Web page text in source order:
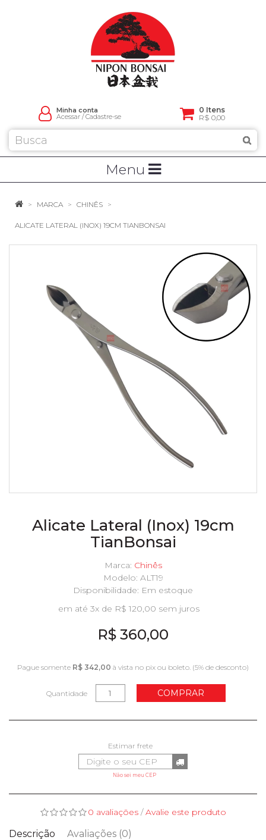
Minha conta
Acessar/Cadastre-se
0 Itens
R$ 0,00
Menu
MARCA CHINÊS
ALICATE LATERAL (INOX) 19CM TIANBONSAI
Alicate Lateral (Inox) 19cm
TianBonsai
Marca: Chinês
Modelo: ALT19
Disponibilidade: Em estoque
R$ 360,00
em até 3x de R$ 120,00 sem juros
Pague somente R$ 342,00 à vista no pix ou boleto. (5% de desconto)
Quantidade COMPRAR
Não sei meu CEP
0 avaliações/Avalie este produto
Descrição Avaliações (0)